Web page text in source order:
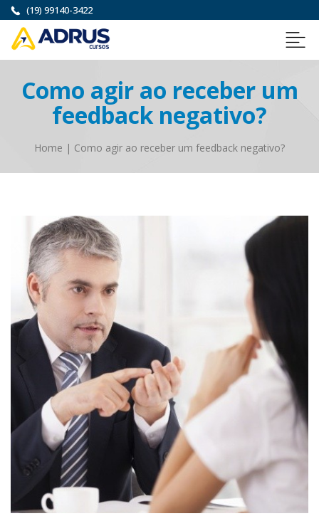
(19) 99140-3422
Como agir ao receber um
feedback negativo?
Home | Como agir ao receber um feedback negativo?